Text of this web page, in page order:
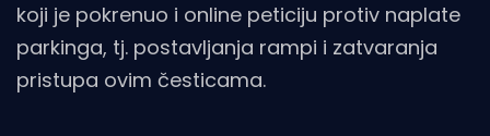
koji je pokrenuo i online peticiju protiv naplate
parkinga, tj. postavljanja rampi i zatvaranja
pristupa ovim česticama.